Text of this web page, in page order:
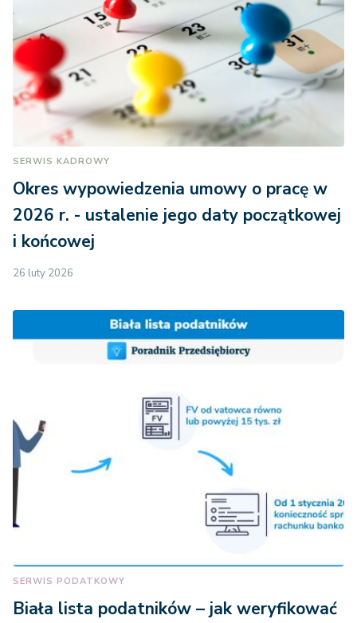
SERWIS KADROWY
Okres wypowiedzenia umowy o pracę w
2026 r. - ustalenie jego daty początkowej
i końcowej
26 luty 2026
SERWIS PODATKOWY
Biała lista podatników – jak weryfikować